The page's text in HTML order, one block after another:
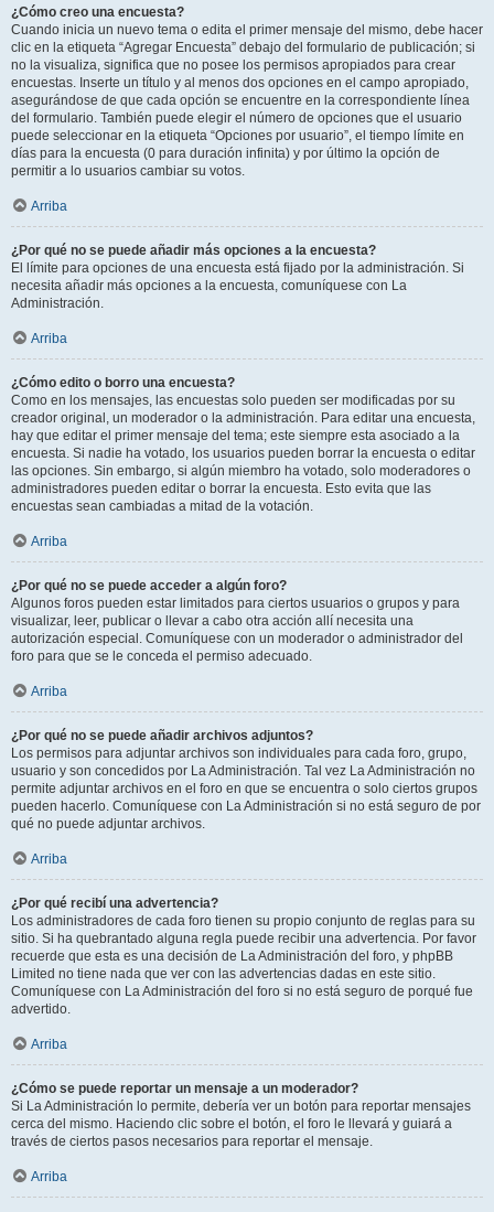
¿Cómo creo una encuesta?
Cuando inicia un nuevo tema o edita el primer mensaje del mismo, debe hacer
clic en la etiqueta “Agregar Encuesta” debajo del formulario de publicación; si
no la visualiza, significa que no posee los permisos apropiados para crear
encuestas. Inserte un título y al menos dos opciones en el campo apropiado,
asegurándose de que cada opción se encuentre en la correspondiente línea
del formulario. También puede elegir el número de opciones que el usuario
puede seleccionar en la etiqueta “Opciones por usuario”, el tiempo límite en
días para la encuesta (0 para duración infinita) y por último la opción de
permitir a lo usuarios cambiar su votos.
Arriba
¿Por qué no se puede añadir más opciones a la encuesta?
El límite para opciones de una encuesta está fijado por la administración. Si
necesita añadir más opciones a la encuesta, comuníquese con La
Administración.
Arriba
¿Cómo edito o borro una encuesta?
Como en los mensajes, las encuestas solo pueden ser modificadas por su
creador original, un moderador o la administración. Para editar una encuesta,
hay que editar el primer mensaje del tema; este siempre esta asociado a la
encuesta. Si nadie ha votado, los usuarios pueden borrar la encuesta o editar
las opciones. Sin embargo, si algún miembro ha votado, solo moderadores o
administradores pueden editar o borrar la encuesta. Esto evita que las
encuestas sean cambiadas a mitad de la votación.
Arriba
¿Por qué no se puede acceder a algún foro?
Algunos foros pueden estar limitados para ciertos usuarios o grupos y para
visualizar, leer, publicar o llevar a cabo otra acción allí necesita una
autorización especial. Comuníquese con un moderador o administrador del
foro para que se le conceda el permiso adecuado.
Arriba
¿Por qué no se puede añadir archivos adjuntos?
Los permisos para adjuntar archivos son individuales para cada foro, grupo,
usuario y son concedidos por La Administración. Tal vez La Administración no
permite adjuntar archivos en el foro en que se encuentra o solo ciertos grupos
pueden hacerlo. Comuníquese con La Administración si no está seguro de por
qué no puede adjuntar archivos.
Arriba
¿Por qué recibí una advertencia?
Los administradores de cada foro tienen su propio conjunto de reglas para su
sitio. Si ha quebrantado alguna regla puede recibir una advertencia. Por favor
recuerde que esta es una decisión de La Administración del foro, y phpBB
Limited no tiene nada que ver con las advertencias dadas en este sitio.
Comuníquese con La Administración del foro si no está seguro de porqué fue
advertido.
Arriba
¿Cómo se puede reportar un mensaje a un moderador?
Si La Administración lo permite, debería ver un botón para reportar mensajes
cerca del mismo. Haciendo clic sobre el botón, el foro le llevará y guiará a
través de ciertos pasos necesarios para reportar el mensaje.
Arriba